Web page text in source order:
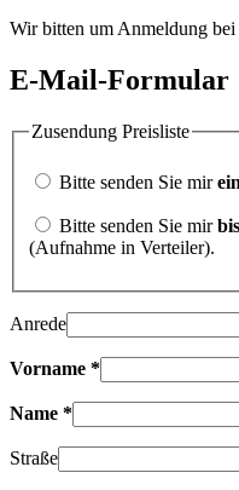
Wir bitten um Anmeldung
E-Mail-Formular
Zusendung Preisliste
Bitte senden Sie mir
Bitte senden Sie mir
(Aufnahme in Verteiler).
Anrede
Vorname *
Name *
Straße